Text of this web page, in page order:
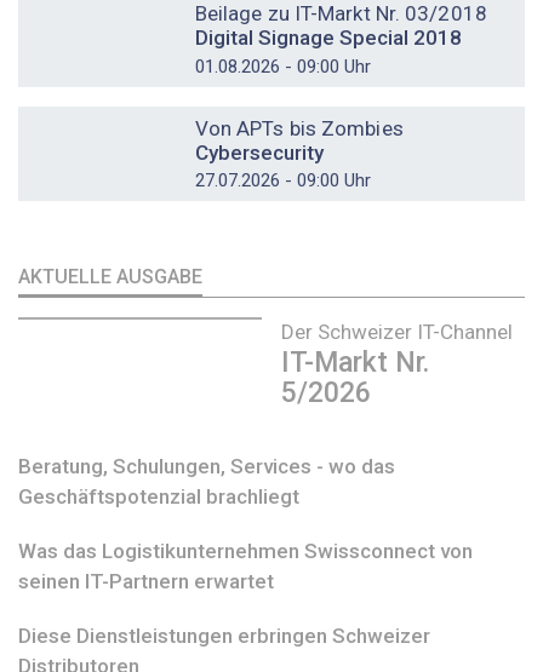
Beilage zu IT-Markt Nr. 03/2018
Digital Signage Special 2018
01.08.2026 - 09:00 Uhr
Von APTs bis Zombies
Cybersecurity
27.07.2026 - 09:00 Uhr
AKTUELLE AUSGABE
Der Schweizer IT-Channel
IT-Markt Nr.
5/2026
Beratung, Schulungen, Services - wo das
Geschäftspotenzial brachliegt
Was das Logistikunternehmen Swissconnect von
seinen IT-Partnern erwartet
Diese Dienstleistungen erbringen Schweizer
Distributoren